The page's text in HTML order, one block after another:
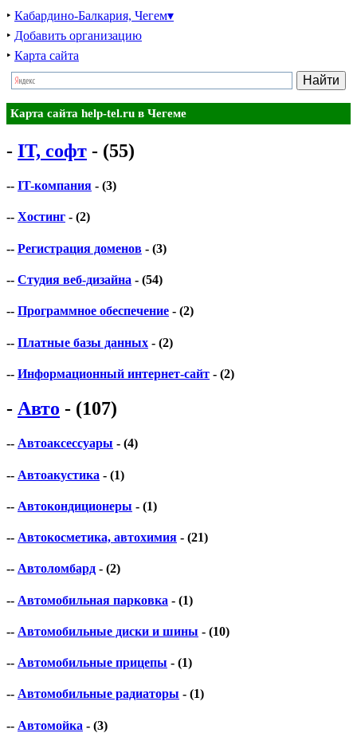
‣ Кабардино-Балкария, Чегем▾
‣ Добавить организацию
‣ Карта сайта
Карта сайта help-tel.ru в Чегеме
- IT, софт - (55)
-- IT-компания - (3)
-- Хостинг - (2)
-- Регистрация доменов - (3)
-- Студия веб-дизайна - (54)
-- Программное обеспечение - (2)
-- Платные базы данных - (2)
-- Информационный интернет-сайт - (2)
- Авто - (107)
-- Автоаксессуары - (4)
-- Автоакустика - (1)
-- Автокондиционеры - (1)
-- Автокосметика, автохимия - (21)
-- Автоломбард - (2)
-- Автомобильная парковка - (1)
-- Автомобильные диски и шины - (10)
-- Автомобильные прицепы - (1)
-- Автомобильные радиаторы - (1)
-- Автомойка - (3)